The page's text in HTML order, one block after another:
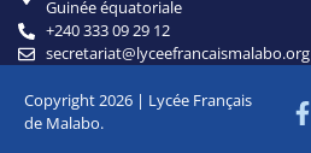
Guinée équatoriale
+240 333 09 29 12
secretariat@lyceefrancaismalabo.org
Copyright 2026 | Lycée Français
de Malabo.